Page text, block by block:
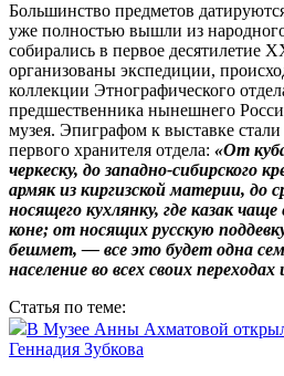
Большинство предметов
уже полностью вышли из
собирались в первое десятилетие
организованы экспедиции,
коллекции Этнографического
предшественника нынешнего
музея. Эпиграфом к выставке
первого хранителя отдела: «От
черкеску, до западно-сибирского
армяк из киргизской материи, до
носящего кухлянку, где казак
коне; от носящих русскую
бешмет, — все это будет одна
население во всех своих
Статья по теме:
В Музее Анны Ахматовой
Геннадия Зубкова